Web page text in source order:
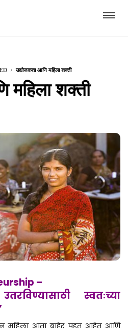
उद्योजकता आणि महिला शक्ती
महिला शक्ती
–
स्वतःच्या
महिला आता बाहेर पडत आहेत आणि